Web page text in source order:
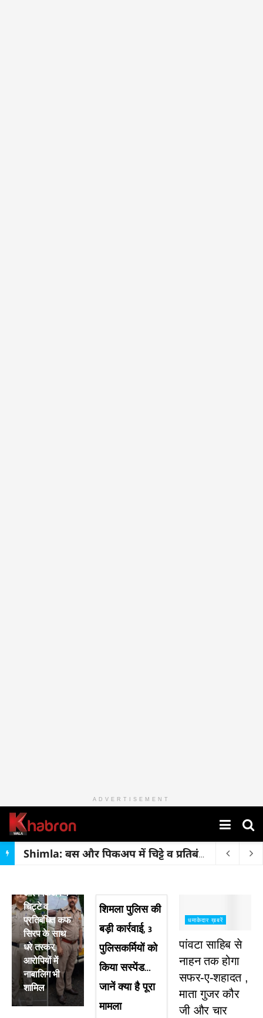
ADVERTISEMENT
Shimla: बस और पिकअप में चिट्टे व प्रतिबंधित कफ सिरप के साथ धरे तस्कर, आरोपियों में नाबालिग भी शामिल
मुख्य ख़बरें
और पिकअप में
चिट्टे व
प्रतिबंधित कफ
सिरप के साथ
धरे तस्कर,
आरोपियों में
नाबालिग भी
शामिल
शिमला पुलिस की
बड़ी कार्रवाई, 3
पुलिसकर्मियों को
किया सस्पेंड…
जानें क्या है पूरा
मामला
धमाकेदार ख़बरें
पांवटा साहिब से
नाहन तक होगा
सफर-ए-शहादत ,
माता गुजर कौर
जी और चार